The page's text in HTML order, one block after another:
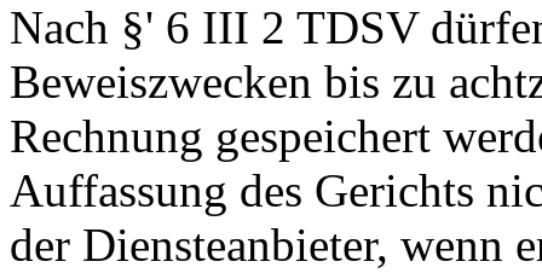
Nach §' 6 III 2 TDSV
Beweiszwecken bis zu
Rechnung gespeichert
Auffassung des Gerichts
der Diensteanbieter, wenn